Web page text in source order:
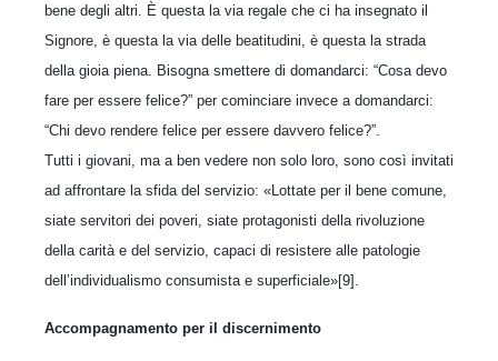
bene degli altri. È questa la via regale che ci ha insegnato il
Signore, è questa la via delle beatitudini, è questa la strada
della gioia piena. Bisogna smettere di domandarci: “Cosa devo
fare per essere felice?” per cominciare invece a domandarci:
“Chi devo rendere felice per essere davvero felice?”.
Tutti i giovani, ma a ben vedere non solo loro, sono così invitati
ad affrontare la sfida del servizio: «Lottate per il bene comune,
siate servitori dei poveri, siate protagonisti della rivoluzione
della carità e del servizio, capaci di resistere alle patologie
dell’individualismo consumista e superficiale»[9].
Accompagnamento per il discernimento